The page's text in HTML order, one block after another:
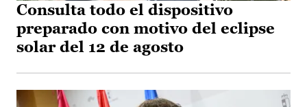
Consulta todo el dispositivo
preparado con motivo del eclipse
solar del 12 de agosto